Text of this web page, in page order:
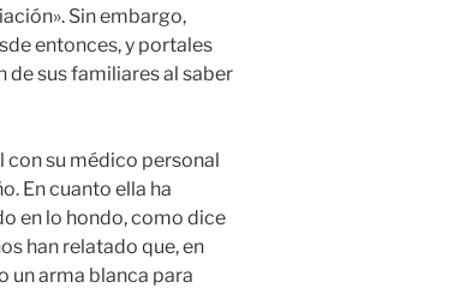
Sin embargo,
entonces, y portales
de sus familiares al saber
su médico personal
En cuanto ella ha
en lo hondo, como dice
han relatado que, en
un arma blanca para